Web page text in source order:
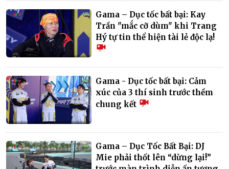
Gama – Dục tốc bất bại: Kay
Trần "mắc cỡ dùm" khi Trang
Hý tự tin thể hiện tài lẻ độc lạ!
Gama - Dục tốc bất bại: Cảm
xúc của 3 thí sinh trước thềm
chung kết
Gama – Dục Tốc Bất Bại: DJ
Mie phải thốt lên “dừng lại!”